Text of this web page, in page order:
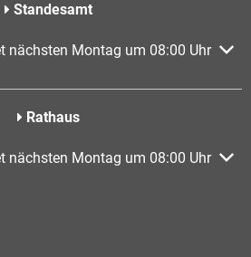
Standesamt
oder Schließzeiten
nächsten Montag um 08:00 Uhr
Rathaus
oder Schließzeiten
nächsten Montag um 08:00 Uhr